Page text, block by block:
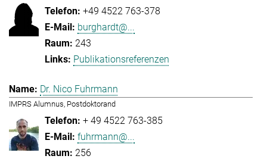
+49 4522 763-378
burghardt@...
243
Publikationsreferenzen
Dr. Nico Fuhrmann
IMPRS Alumnus, Postdoktorand
+ 49 4522 763-385
fuhrmann@...
256